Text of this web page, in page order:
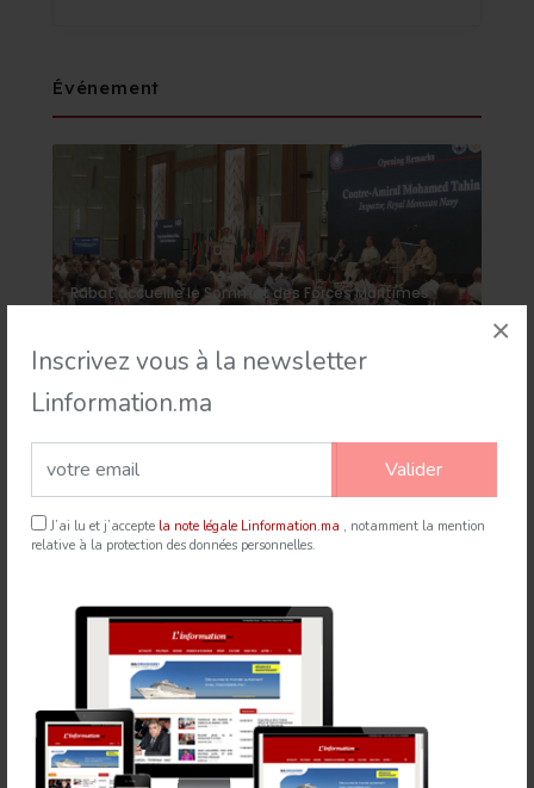
Inscrivez vous à la newsletter
Linformation.ma
Valider
J’ai lu et j’accepte la note légale Linformation.ma , notamment la mention
relative à la protection des données personnelles.
×
Événement
Rabat accueille le Sommet des Forces Maritimes
21 Jul 2026